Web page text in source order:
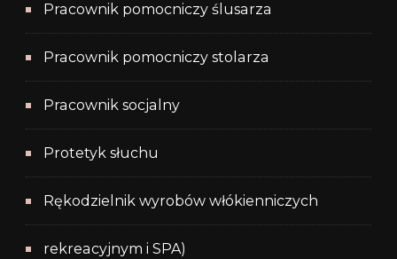
Pracownik pomocniczy ślusarza
Pracownik pomocniczy stolarza
Pracownik socjalny
Protetyk słuchu
Rękodzielnik wyrobów włókienniczych
rekreacyjnym i SPA)